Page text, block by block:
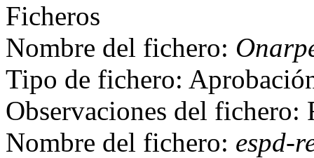
Ficheros
Nombre del fichero:
Tipo de fichero:
Observaciones del fichero:
Nombre del fichero: espd-